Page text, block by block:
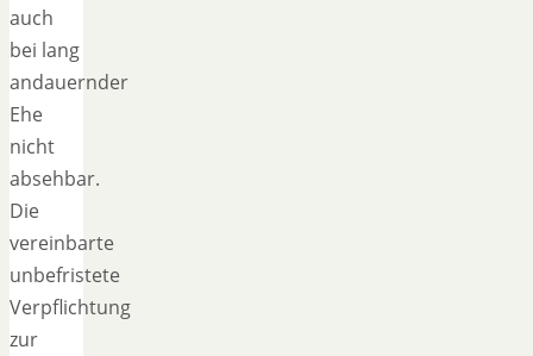
auch
bei lang
andauernder
Ehe
nicht
absehbar.
Die
vereinbarte
unbefristete
Verpflichtung
zur